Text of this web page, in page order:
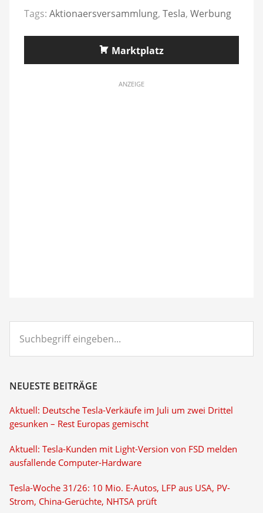
Tags: Aktionaersversammlung, Tesla, Werbung
Marktplatz
ANZEIGE
eingeben...
NEUESTE BEITRÄGE
Aktuell: Deutsche Tesla-Verkäufe im Juli um zwei Drittel
gesunken – Rest Europas gemischt
Aktuell: Tesla-Kunden mit Light-Version von FSD melden
ausfallende Computer-Hardware
Tesla-Woche 31/26: 10 Mio. E-Autos, LFP aus USA, PV-
Strom, China-Gerüchte, NHTSA prüft